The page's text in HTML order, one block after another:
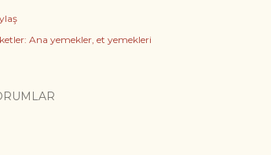
Ana yemekler et yemekleri